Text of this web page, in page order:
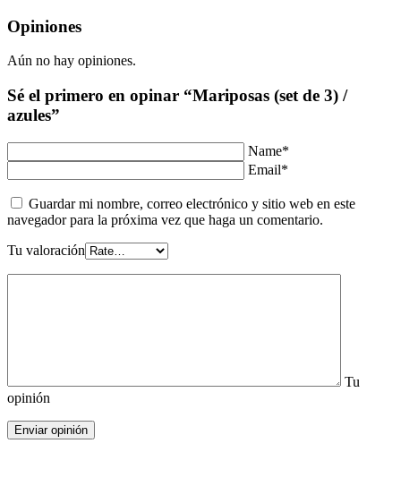
Opiniones
Aún no hay opiniones.
Sé el primero en opinar “Mariposas (set de 3) /
azules”
Name*
Email*
Guardar mi nombre, correo electrónico y sitio web en este
navegador para la próxima vez que haga un comentario.
Tu valoración
Tu
opinión